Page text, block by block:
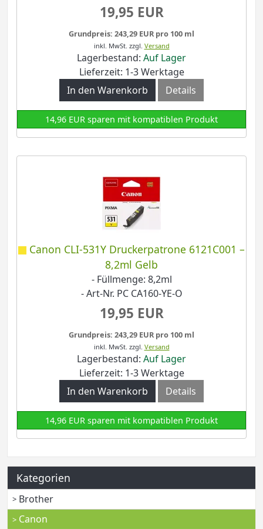
19,95 EUR
Grundpreis: 243,29 EUR pro 100 ml
inkl. MwSt. zzgl. Versand
Lagerbestand: Auf Lager
Lieferzeit: 1-3 Werktage
In den Warenkorb
Details
14,96 EUR sparen mit kompatiblen Produkt
Canon CLI-531Y Druckerpatrone 6121C001 –
8,2ml Gelb
- Füllmenge: 8,2ml
- Art-Nr. PC CA160-YE-O
19,95 EUR
Grundpreis: 243,29 EUR pro 100 ml
inkl. MwSt. zzgl. Versand
Lagerbestand: Auf Lager
Lieferzeit: 1-3 Werktage
In den Warenkorb
Details
14,96 EUR sparen mit kompatiblen Produkt
Kategorien
Brother
Canon